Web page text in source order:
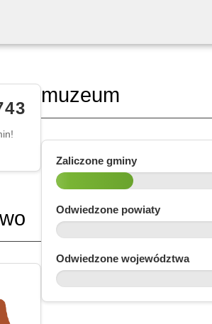
muzeum
Zaliczone gminy
Odwiedzone powiaty
Odwiedzone województwa